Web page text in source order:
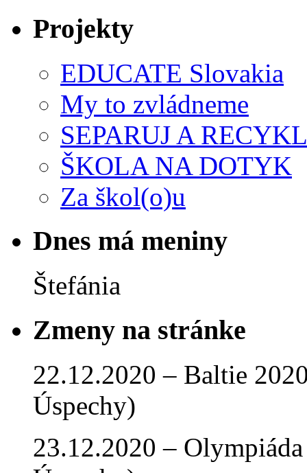
Projekty
EDUCATE Slovakia
My to zvládneme
SEPARUJ A
ŠKOLA NA DOTYK
Za škol(o)u
Dnes má meniny
Štefánia
Zmeny na stránke
22.12.2020 – Baltie
Úspechy)
23.12.2020 –